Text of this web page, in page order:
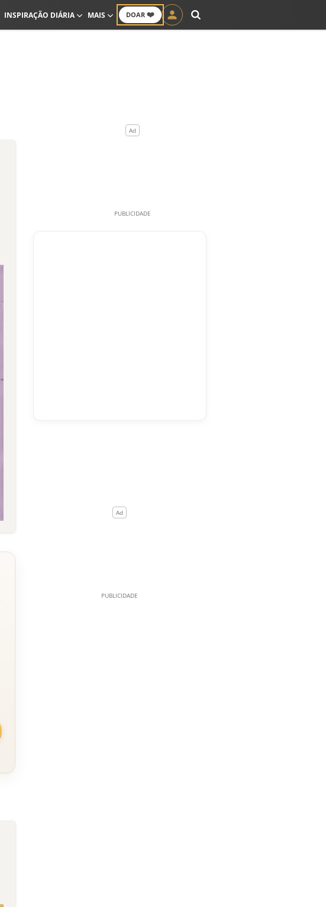
DOAR ❤️
INSPIRAÇÃO DIÁRIA MAIS